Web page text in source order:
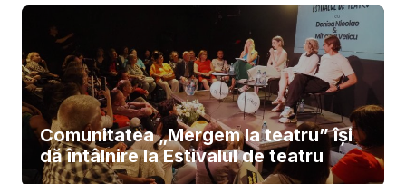
Comunitatea „Mergem la teatru” își
dă întâlnire la Estivalul de teatru